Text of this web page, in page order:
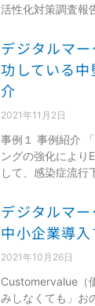
活性化対策調査報
デジタルマ
功している
介
2021年11月2日
事例１ 事例紹介
ングの強化により
して、感染症流行
デジタルマ
中小企業導
2021年10月26日
Customervalue（
みしなくても」お